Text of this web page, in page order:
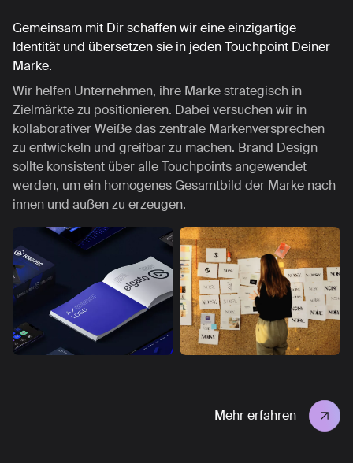
Gemeinsam mit Dir schaffen wir eine einzigartige
Identität und übersetzen sie in jeden Touchpoint Deiner
Marke.
Wir helfen Unternehmen, ihre Marke strategisch in
Zielmärkte zu positionieren. Dabei versuchen wir in
kollaborativer Weiße das zentrale Markenversprechen
zu entwickeln und greifbar zu machen. Brand Design
sollte konsistent über alle Touchpoints angewendet
werden, um ein homogenes Gesamtbild der Marke nach
innen und außen zu erzeugen.
Mehr erfahren